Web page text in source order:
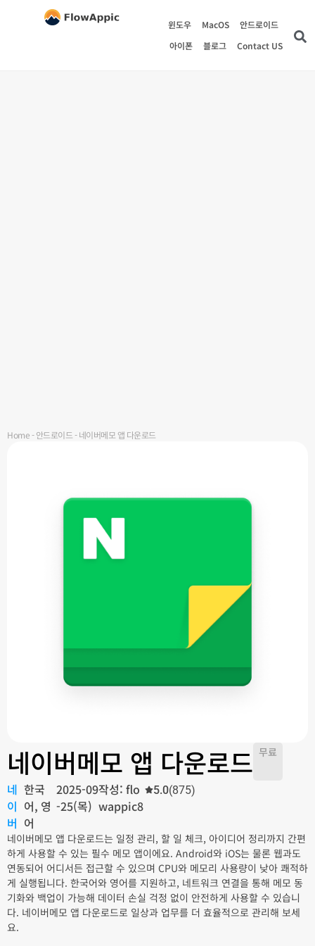
윈도우 MacOS
안드로이드
아이폰
블로그 Contact US
Home-안드로이드-네이버메모 앱 다운로드
네이버메모 앱 다운로드 무료
네
이
버
한국
어, 영
어
2025-09
-25(목)
작성: flo
wappic8
5.0(875)
네이버메모 앱 다운로드는 일정 관리, 할 일 체크, 아이디어 정리까지 간편
하게 사용할 수 있는 필수 메모 앱이에요. Android와 iOS는 물론 웹과도
연동되어 어디서든 접근할 수 있으며 CPU와 메모리 사용량이 낮아 쾌적하
게 실행됩니다. 한국어와 영어를 지원하고, 네트워크 연결을 통해 메모 동
기화와 백업이 가능해 데이터 손실 걱정 없이 안전하게 사용할 수 있습니
다. 네이버메모 앱 다운로드로 일상과 업무를 더 효율적으로 관리해 보세
요.